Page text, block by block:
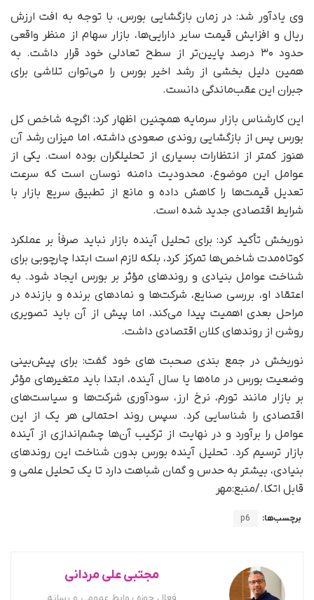
وی یادآور شد: در زمان بازگشایی بورس، با توجه به افت ارزش
ریال و افزایش قیمت سایر دارایی‌ها، بازار سهام از منظر واقعی
حدود ۳۰ درصد پایین‌تر از سطح تعادلی خود قرار داشت. به
همین دلیل بخشی از رشد اخیر بورس را می‌توان تلاشی برای
جبران این عقب‌ماندگی دانست.
این کارشناس بازار سرمایه همچنین اظهار کرد: اگرچه شاخص کل
بورس پس از بازگشایی روندی صعودی داشته، اما میزان رشد آن
هنوز کمتر از انتظارات بسیاری از تحلیلگران بوده است. یکی از
عوامل این موضوع، محدودیت دامنه نوسان است که سرعت
تعدیل قیمت‌ها را کاهش داده و مانع از تطبیق سریع بازار با
شرایط اقتصادی جدید شده است.
نوربخش تأکید کرد: برای تحلیل آینده بازار نباید صرفاً بر عملکرد
کوتاه‌مدت شاخص‌ها تمرکز کرد، بلکه لازم است ابتدا چارچوبی برای
شناخت عوامل بنیادی و روندهای مؤثر بر بورس ایجاد شود. به
اعتقاد او، بررسی صنایع، شرکت‌ها و نمادهای برنده و بازنده در
مراحل بعدی اهمیت پیدا می‌کند، اما پیش از آن باید تصویری
روشن از روندهای کلان اقتصادی داشت.
نوربخش در جمع بندی صحبت های خود گفت: برای پیش‌بینی
وضعیت بورس در ماه‌ها یا سال آینده، ابتدا باید متغیرهای مؤثر
بر بازار مانند تورم، نرخ ارز، سودآوری شرکت‌ها و سیاست‌های
اقتصادی را شناسایی کرد. سپس روند احتمالی هر یک از این
عوامل را برآورد و در نهایت از ترکیب آن‌ها چشم‌اندازی از آینده
بازار ترسیم کرد. تحلیل آینده بورس بدون شناخت این روندهای
بنیادی، بیشتر به حدس و گمان شباهت دارد تا یک تحلیل علمی و
قابل اتکا./منبع:مهر
برچسب‌ها: p6
مجتبی علی مردانی